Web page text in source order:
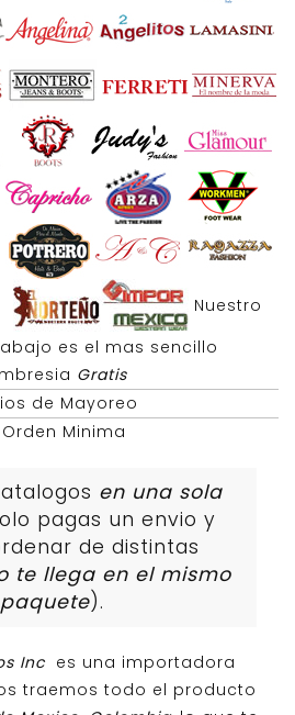
Nuestro
es el mas sencillo
Gratis
de Mayoreo
Minima
en una sola
pagas un envio y
de distintas
te llega en el mismo
paquete).
Inc es una importadora
traemos todo el producto